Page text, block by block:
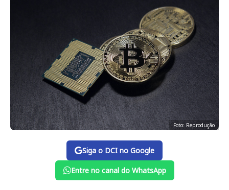
Foto: Reprodução
Siga o DCI no Google
Entre no canal do WhatsApp